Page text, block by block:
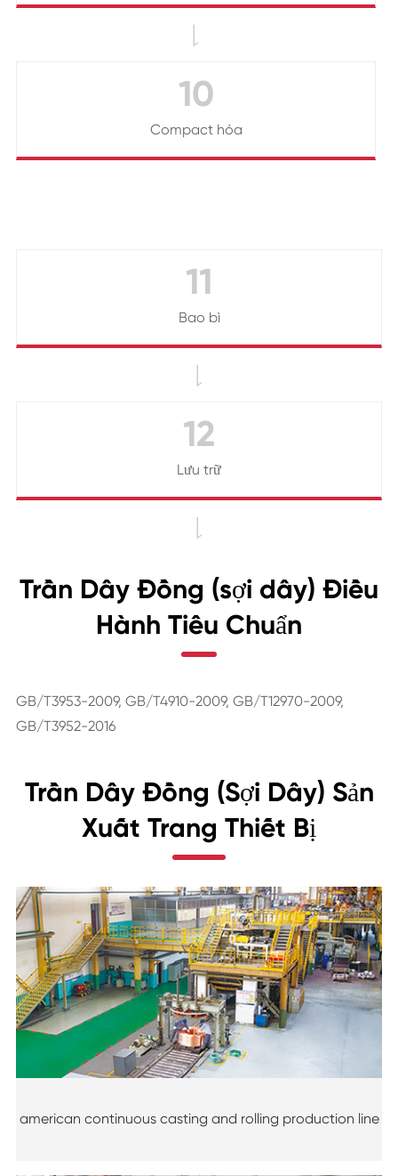

10
Compact hóa
11
Bao bì

12
Lưu trữ

Trần Dây Đồng (sợi dây) Điều
Hành Tiêu Chuẩn
GB/T3953-2009, GB/T4910-2009, GB/T12970-2009,
GB/T3952-2016
Trần Dây Đồng (Sợi Dây) Sản
Xuất Trang Thiết Bị
american continuous casting and rolling production line